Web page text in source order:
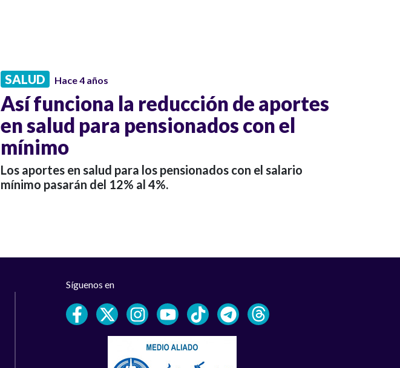
SALUD Hace 4 años
Así funciona la reducción de aportes
en salud para pensionados con el
mínimo
Los aportes en salud para los pensionados con el salario
mínimo pasarán del 12% al 4%.
Síguenos en